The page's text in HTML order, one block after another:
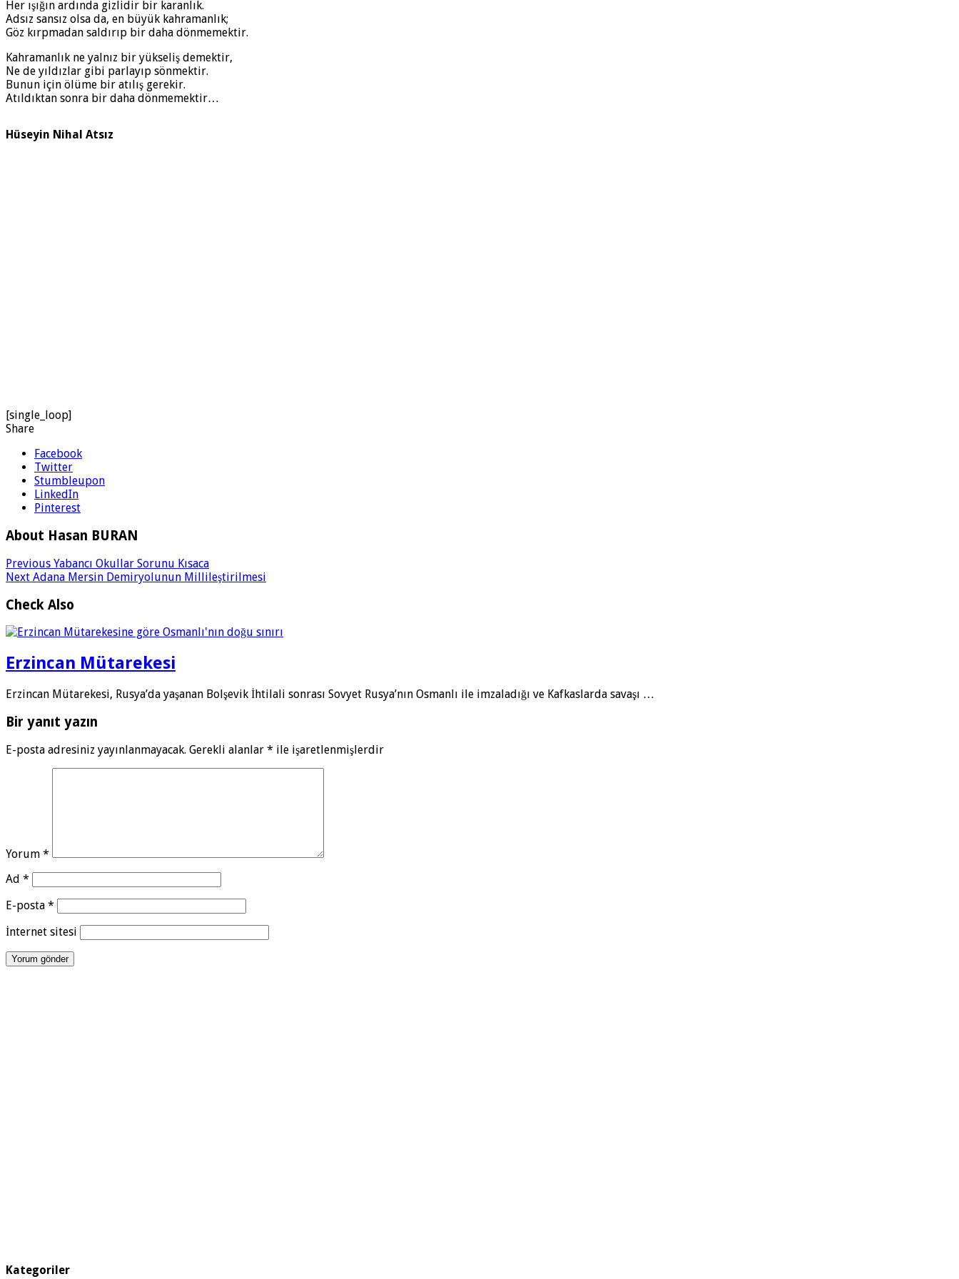
Her ışığın ardında gizlidir bir karanlık.
Adsız sansız olsa da, en büyük kahramanlık;
Göz kırpmadan saldırıp bir daha dönmemektir.
Kahramanlık ne yalnız bir yükseliş demektir,
Ne de yıldızlar gibi parlayıp sönmektir.
Bunun için ölüme bir atılış gerekir.
Atıldıktan sonra bir daha dönmemektir…
Hüseyin Nihal Atsız
[single_loop]
Share
Facebook
Twitter
Stumbleupon
LinkedIn
Pinterest
About Hasan BURAN
Previous Yabancı Okullar Sorunu Kısaca
Next Adana Mersin Demiryolunun Millileştirilmesi
Check Also
Erzincan Mütarekesi
Erzincan Mütarekesi, Rusya’da yaşanan Bolşevik İhtilali sonrası Sovyet Rusya’nın Osmanlı ile imzaladığı ve Kafkaslarda savaşı …
Bir yanıt yazın
E-posta adresiniz yayınlanmayacak. Gerekli alanlar * ile işaretlenmişlerdir
Yorum *
Ad *
E-posta *
İnternet sitesi
Kategoriler